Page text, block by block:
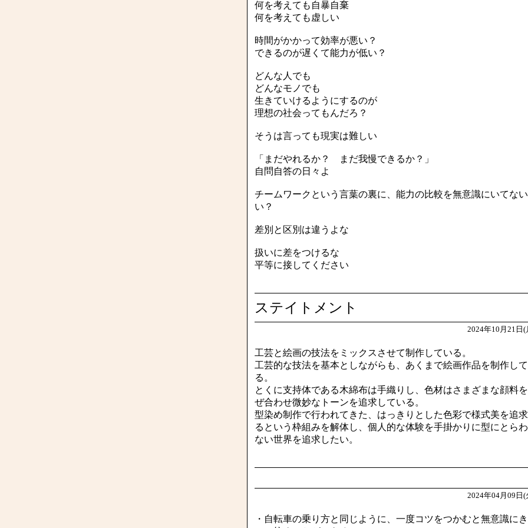
何を考えても自暴自棄
何を考えても虚しい
時間がかかって効率が悪い？
できるのが遅くて能力が低い？
どんな人でも
どんなモノでも
生きていけるようにするのが
理想の社会ってもんだろ？
そうは言っても現実は難しい
「まだやれるか？ まだ我慢できるか？」
自問自答の日々よ
チームワークという言葉の裏に、能力の比較を無意識にいてな
い？
差別と区別は違うよな
扱いに差をつけるな
平等に接してください
ステイトメント
2024年10月21日(
工芸と絵画の技法をミックスさせて制作している。
工芸的な技法を基本としながらも、あくまで絵画作品を制作し
る。
とくに支持体である木綿布は手織りし、色材はさまざまな顔料
ぜ合わせ微妙なトーンを追求している。
型染め制作で行われてきた、はっきりとした色彩で様式美を追
るという枠組みを解体し、個人的な体験を手掛かりに型にとら
ない世界を追求したい。
2024年04月09日(
・自転車の乗り方と同じように、一度コツをつかむと無意識に